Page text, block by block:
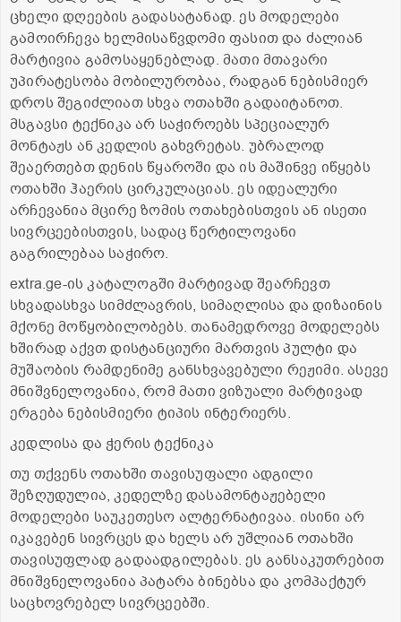
ცხელი დღეების გადასატანად. ეს მოდელები
გამოირჩევა ხელმისაწვდომი ფასით და ძალიან
მარტივია გამოსაყენებლად. მათი მთავარი
უპირატესობა მობილურობაა, რადგან ნებისმიერ
დროს შეგიძლიათ სხვა ოთახში გადაიტანოთ.
მსგავსი ტექნიკა არ საჭიროებს სპეციალურ
მონტაჟს ან კედლის გახვრეტას. უბრალოდ
შეაერთებთ დენის წყაროში და ის მაშინვე იწყებს
ოთახში ჰაერის ცირკულაციას. ეს იდეალური
არჩევანია მცირე ზომის ოთახებისთვის ან ისეთი
სივრცეებისთვის, სადაც წერტილოვანი
გაგრილებაა საჭირო.
extra.ge-ის კატალოგში მარტივად შეარჩევთ
სხვადასხვა სიმძლავრის, სიმაღლისა და დიზაინის
მქონე მოწყობილობებს. თანამედროვე მოდელებს
ხშირად აქვთ დისტანციური მართვის პულტი და
მუშაობის რამდენიმე განსხვავებული რეჟიმი. ასევე
მნიშვნელოვანია, რომ მათი ვიზუალი მარტივად
ერგება ნებისმიერი ტიპის ინტერიერს.
კედლისა და ჭერის ტექნიკა
თუ თქვენს ოთახში თავისუფალი ადგილი
შეზღუდულია, კედელზე დასამონტაჟებელი
მოდელები საუკეთესო ალტერნატივაა. ისინი არ
იკავებენ სივრცეს და ხელს არ უშლიან ოთახში
თავისუფლად გადაადგილებას. ეს განსაკუთრებით
მნიშვნელოვანია პატარა ბინებსა და კომპაქტურ
საცხოვრებელ სივრცეებში.